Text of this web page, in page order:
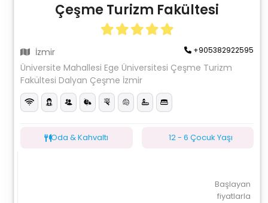
Çeşme Turizm Fakültesi
İzmir +905382922595
Üniversite Mahallesi Ege Üniversitesi Çeşme Turizm
Fakültesi Dalyan Çeşme İzmir
Oda & Kahvaltı 12 - 6 Çocuk Yaşı
Başlayan
fiyatlarla